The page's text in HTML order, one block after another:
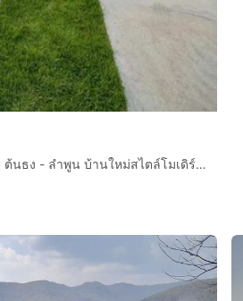
ขายบ้านเดี่ยวหรู 2 ชั้น บ้านศรีย้อย ต้นธง - ลำพูน บ้านใหม่สไตล์โมเดิร์น ของแถมจัดเต็ม ถูกมาก ใกล้ตัวเมืองลำพูน เชื่อมต่อเชียงใหม่